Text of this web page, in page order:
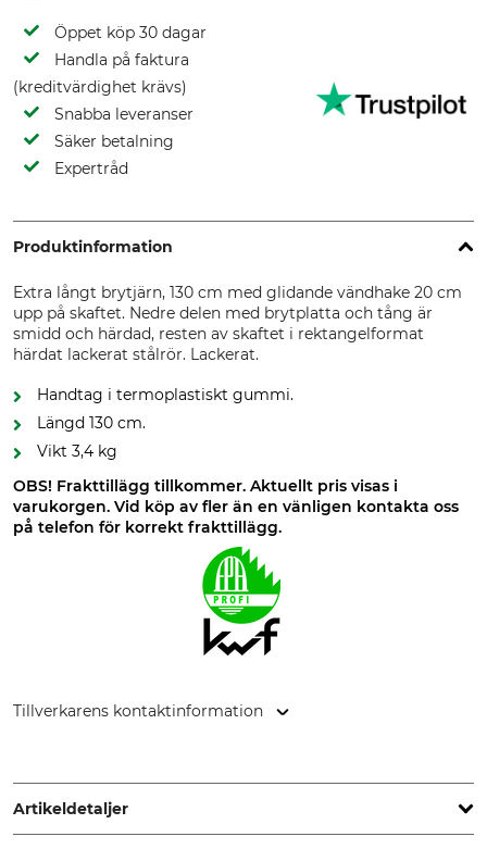
Öppet köp 30 dagar
Handla på faktura
(kreditvärdighet krävs)
Snabba leveranser
Säker betalning
Expertråd
Produktinformation
Extra långt brytjärn, 130 cm med glidande vändhake 20 cm
upp på skaftet. Nedre delen med brytplatta och tång är
smidd och härdad, resten av skaftet i rektangelformat
härdat lackerat stålrör. Lackerat.
Handtag i termoplastiskt gummi.
Längd 130 cm.
Vikt 3,4 kg
OBS! Frakttillägg tillkommer. Aktuellt pris visas i
varukorgen. Vid köp av fler än en vänligen kontakta oss
på telefon för korrekt frakttillägg.
Tillverkarens kontaktinformation
France, www.bahco.com
Artikeldetaljer